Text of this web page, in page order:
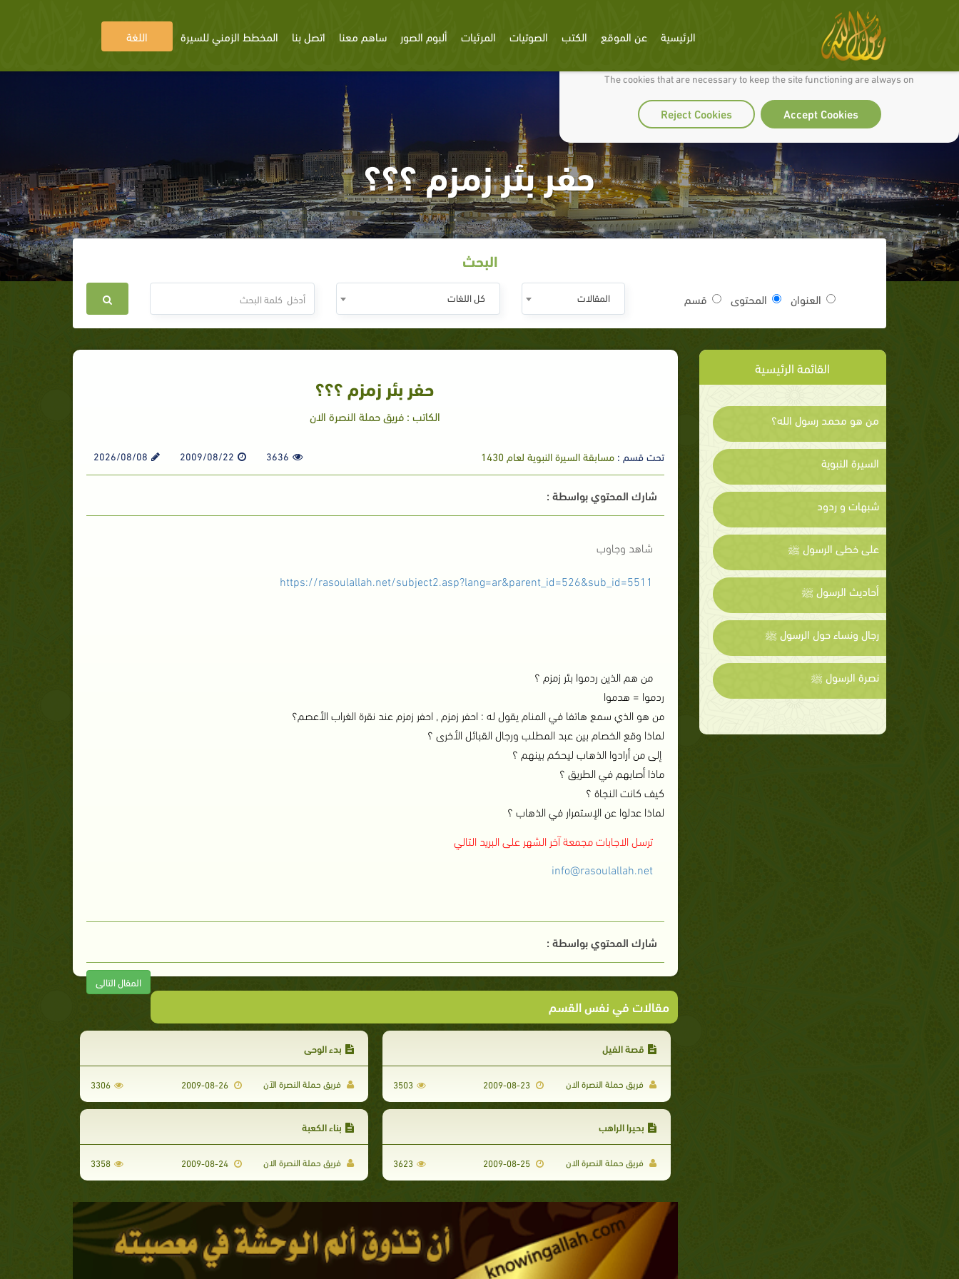
We use cookies to make our site work well for you and so we can continually improve it.
The cookies that are necessary to keep the site functioning are always on
Accept Cookies
Reject Cookies
الرئيسية عن الموقع الكتب الصوتيات المرئيات ألبوم الصور ساهم معنا اتصل بنا المخطط الزمني للسيرة اللغة
حفر بئر زمزم ؟؟؟
البحث
العنوان المحتوى قسم المقالات كل اللغات
القائمة الرئيسية
من هو محمد رسول الله؟
السيرة النبوية
شبهات و ردود
على خطى الرسول ﷺ
أحاديث الرسول ﷺ
رجال ونساء حول الرسول ﷺ
نصرة الرسول ﷺ
حفر بئر زمزم ؟؟؟
الكاتب : فريق حملة النصرة الان
تحت قسم :مسابقة السيرة النبوية لعام 1430 3636
2009/08/22
2026/08/08
شارك المحتوي بواسطة :
شاهد وجاوب
https://rasoulallah.net/subject2.asp?lang=ar&parent_id=526&sub_id=5511
من هم الذين ردموا بئر زمزم ؟
ردموا = هدموا
من هو الذي سمع هاتفا في المنام يقول له : احفر زمزم , احفر زمزم عند نقرة الغراب الأعصم؟
لماذا وقع الخصام بين عبد المطلب ورجال القبائل الأخرى ؟
إلى من أرادوا الذهاب ليحكم بينهم ؟
ماذا أصابهم في الطريق ؟
كيف كانت النجاة ؟
لماذا عدلوا عن الإستمرار في الذهاب ؟
ترسل الاجابات مجمعة آخر الشهر على البريد التالي
info@rasoulallah.net
شارك المحتوي بواسطة :
المقال التالى
مقالات في نفس القسم
قصة الفيل
فريق حملة النصرة الان 3503
بدء الوحي
فريق حملة النصرة الآن 2009-08-26
3306
بحيرا الراهب
فريق حملة النصرة الان 3623
بناء الكعبة
فريق حملة النصرة الان 2009-08-24
3358